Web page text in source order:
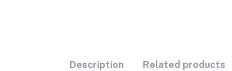
Description Related products